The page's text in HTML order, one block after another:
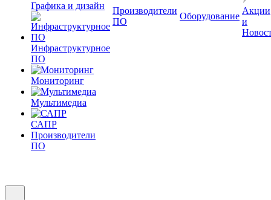
Графика и дизайн
Инфраструктурное
ПО
Мониторинг
Мультимедиа
САПР
Производители
ПО
Производители
ПО
Оборудование
Акции
и